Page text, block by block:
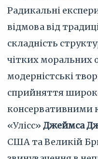
Радикальні
відмова від
складність
чітких моральних
модерністські
сприйняття
консервативними
«Улісс» Джеймса
США та Великій